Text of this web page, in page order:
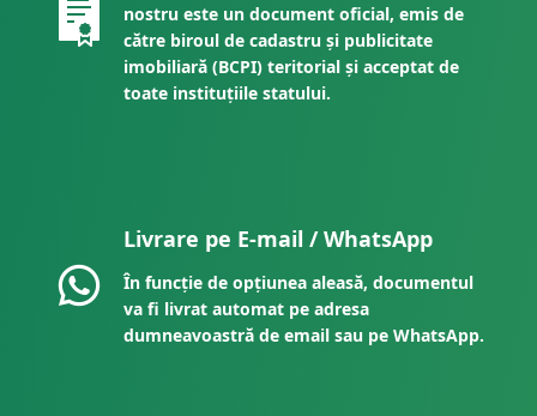
nostru este un document oficial, emis de
către biroul de cadastru și publicitate
imobiliară (BCPI) teritorial și acceptat de
toate instituțiile statului.
Livrare pe E-mail / WhatsApp
În funcție de opțiunea aleasă, documentul
va fi livrat automat pe adresa
dumneavoastră de email sau pe WhatsApp.